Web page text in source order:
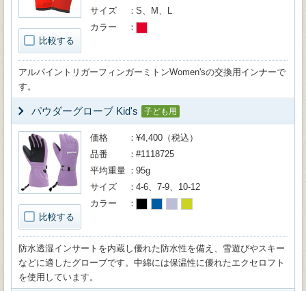
比較する
サイズ
S、M、L
カラー
アルパイントリガーフィンガーミトンWomen'sの交換用インナーで
す。
パウダーグローブ Kid's 子ども用
比較する
価格
¥4,400（税込）
品番
#1118725
平均重量
95g
サイズ
4-6、7-9、10-12
カラー
防水透湿インサートを内蔵し優れた防水性を備え、雪遊びやスキー
などに適したグローブです。中綿には保温性に優れたエクセロフト
を使用しています。